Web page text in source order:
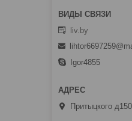
liv.by
Igor4855
Притыцкого